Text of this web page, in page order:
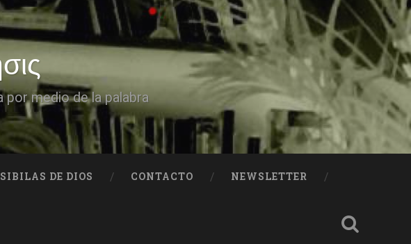
por medio de la palabra
SIBILAS DE DIOS CONTACTO NEWSLETTER